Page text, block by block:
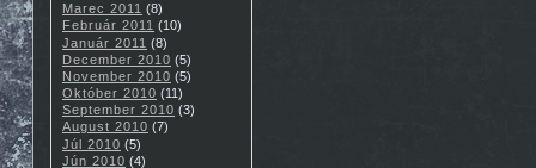
Marec 2011 (8)
Február 2011 (10)
Január 2011 (8)
December 2010 (5)
November 2010 (5)
Október 2010 (11)
September 2010 (3)
August 2010 (7)
Júl 2010 (5)
Jún 2010 (4)